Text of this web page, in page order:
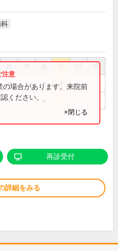
祝
● ● ●
● ●
場合があります。来院前
ください。
×閉じる
再診受付
詳細をみる